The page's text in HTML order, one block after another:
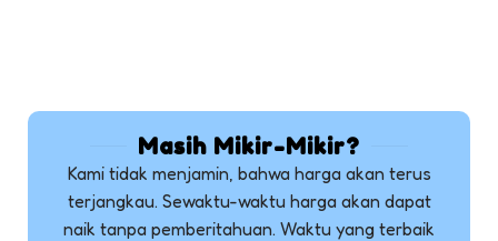
Masih Mikir-Mikir?
Kami tidak menjamin, bahwa harga akan terus
terjangkau. Sewaktu-waktu harga akan dapat
naik tanpa pemberitahuan. Waktu yang terbaik